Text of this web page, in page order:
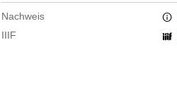
Nachweis
IIIF